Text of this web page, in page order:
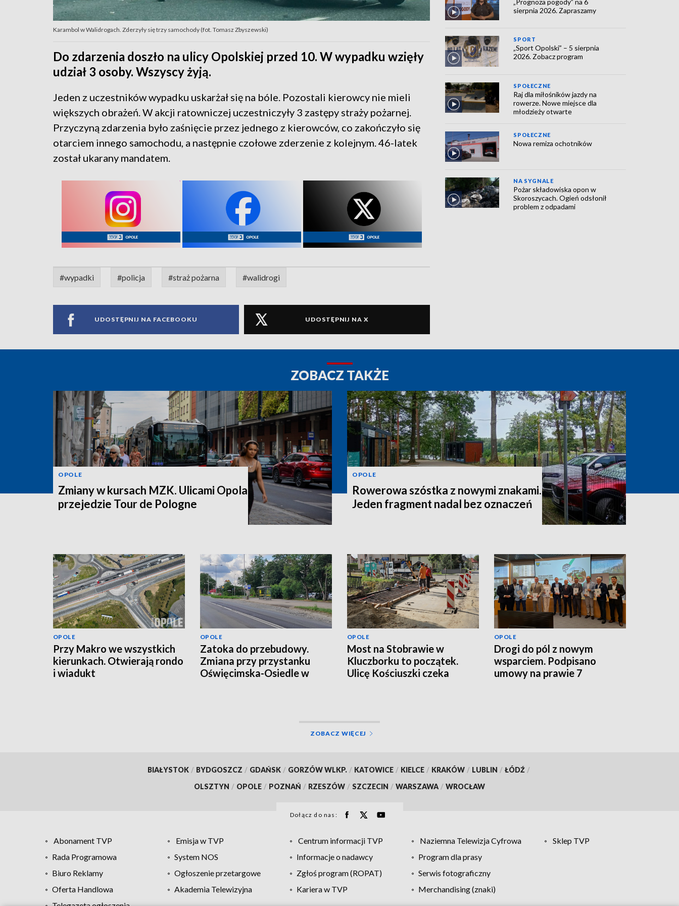
Karambol w Walidrogach. Zderzyły się trzy samochody (fot. Tomasz Zbyszewski)
Do zdarzenia doszło na ulicy Opolskiej przed 10. W wypadku wzięły
udział 3 osoby. Wszyscy żyją.
Jeden z uczestników wypadku uskarżał się na bóle. Pozostali kierowcy nie mieli
większych obrażeń. W akcji ratowniczej uczestniczyły 3 zastępy straży pożarnej.
Przyczyną zdarzenia było zaśnięcie przez jednego z kierowców, co zakończyło się
otarciem innego samochodu, a następnie czołowe zderzenie z kolejnym. 46-latek
został ukarany mandatem.
#wypadki #policja #straż pożarna #walidrogi
UDOSTĘPNIJ NA FACEBOOKU UDOSTĘPNIJ NA X
sierpnia 2026. Zapraszamy
SPORT
„Sport Opolski” – 5 sierpnia
2026. Zobacz program
SPOŁECZNE
Raj dla miłośników jazdy na
rowerze. Nowe miejsce dla
młodzieży otwarte
SPOŁECZNE
Nowa remiza ochotników
NA SYGNALE
Pożar składowiska opon w
Skoroszycach. Ogień odsłonił
problem z odpadami
ZOBACZ TAKŻE
OPOLE
Zmiany w kursach MZK. Ulicami Opola
przejedzie Tour de Pologne
OPOLE
Rowerowa szóstka z nowymi znakami.
Jeden fragment nadal bez oznaczeń
OPOLE
Przy Makro we wszystkich
kierunkach. Otwierają rondo
i wiadukt
OPOLE
Zatoka do przebudowy.
Zmiana przy przystanku
Oświęcimska-Osiedle w
OPOLE
Most na Stobrawie w
Kluczborku to początek.
Ulicę Kościuszki czeka
OPOLE
Drogi do pól z nowym
wsparciem. Podpisano
umowy na prawie 7
ZOBACZ WIĘCEJ
BIAŁYSTOK / BYDGOSZCZ / GDAŃSK / GORZÓW WLKP. / KATOWICE / KIELCE / KRAKÓW / LUBLIN / ŁÓDŹ /
OLSZTYN / OPOLE / POZNAŃ / RZESZÓW / SZCZECIN / WARSZAWA / WROCŁAW
Dołącz do nas:
Abonament TVP Emisja w TVP Centrum informacji TVP Naziemna Telewizja Cyfrowa
Sklep TVP
Rada Programowa
System NOS Informacje o nadawcy
Program dla prasy
Biuro Reklamy
Ogłoszenie przetargowe Zgłoś program (ROPAT)
Serwis fotograficzny
Oferta Handlowa
Akademia Telewizyjna Kariera w TVP
Merchandising (znaki)